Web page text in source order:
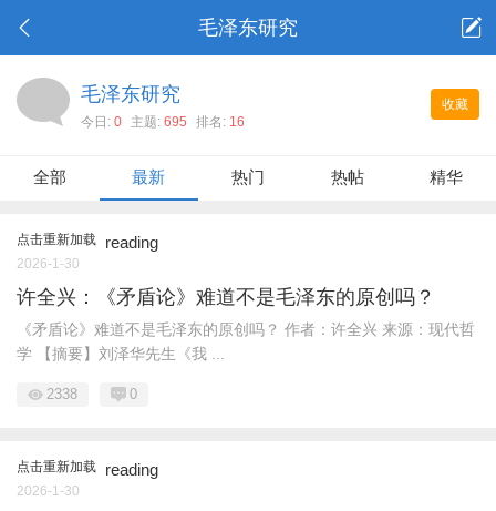
毛泽东研究
收藏
毛泽东研究
今日: 0 主题: 695 排名: 16
全部 最新 热门 热帖 精华
点击重新加载 reading
2026-1-30
许全兴：《矛盾论》难道不是毛泽东的原创吗？
《矛盾论》难道不是毛泽东的原创吗？ 作者：许全兴 来源：现代哲
学 【摘要】刘泽华先生《我 ...
2338 0
点击重新加载 reading
2026-1-30